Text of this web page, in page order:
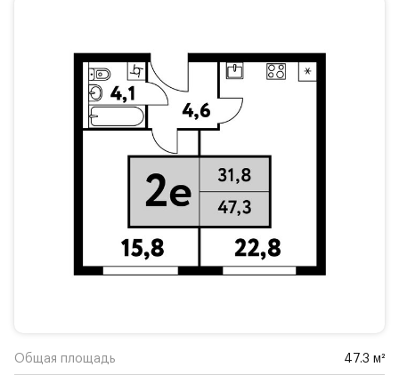
Общая площадь 47.3 м²